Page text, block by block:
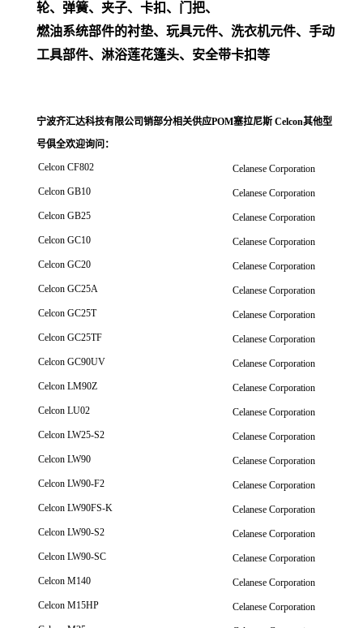
轮、弹簧、夹子、卡扣、门把、
燃油系统部件的衬垫、玩具元件、洗衣机元件、手动
工具部件、淋浴莲花篷头、安全带卡扣等
宁波齐汇达科技有限公司销部分相关供应POM塞拉尼斯 Celcon其他型
号俱全欢迎询问 ：
Celcon CF802
Celanese Corporation
Celcon GB10
Celanese Corporation
Celcon GB25
Celanese Corporation
Celcon GC10
Celanese Corporation
Celcon GC20
Celanese Corporation
Celcon GC25A
Celanese Corporation
Celcon GC25T
Celanese Corporation
Celcon GC25TF
Celanese Corporation
Celcon GC90UV
Celanese Corporation
Celcon LM90Z
Celanese Corporation
Celcon LU02
Celanese Corporation
Celcon LW25-S2
Celanese Corporation
Celcon LW90
Celanese Corporation
Celcon LW90-F2
Celanese Corporation
Celcon LW90FS-K
Celanese Corporation
Celcon LW90-S2
Celanese Corporation
Celcon LW90-SC
Celanese Corporation
Celcon M140
Celanese Corporation
Celcon M15HP
Celanese Corporation